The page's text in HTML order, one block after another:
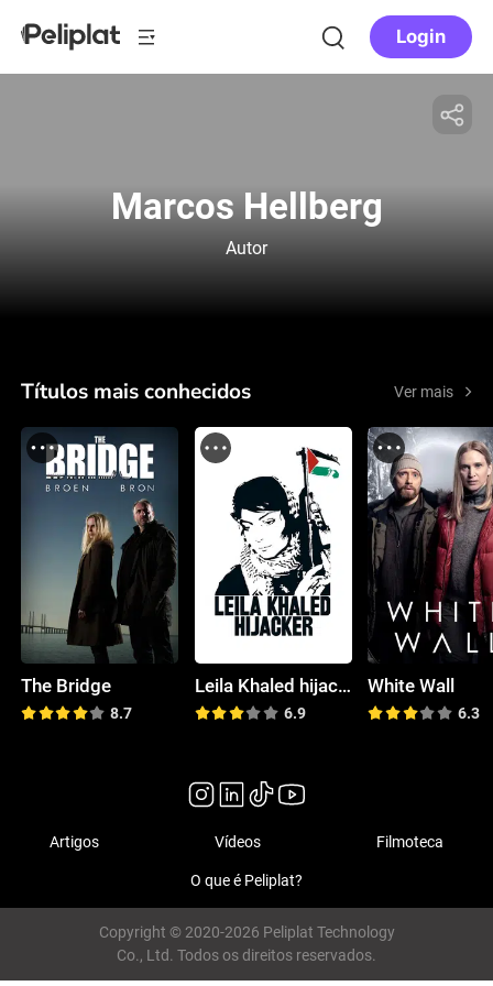
Login
Marcos Hellberg
Autor
Títulos mais conhecidos Ver mais
The Bridge
8.7
Leila Khaled hijacker
6.9
White Wall
6.3
Artigos Vídeos Filmoteca
O que é Peliplat?
Copyright © 2020-2026 Peliplat Technology
Co., Ltd. Todos os direitos reservados.